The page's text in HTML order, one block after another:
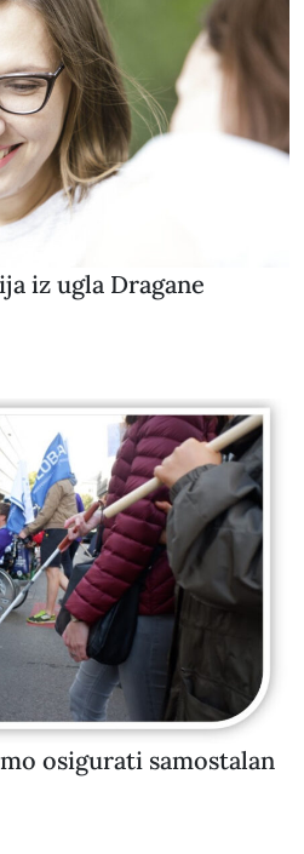
iz ugla Dragane
osigurati samostalan